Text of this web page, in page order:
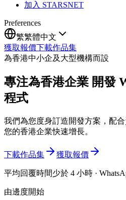
加入 STARSNET
Preferences
繁繁體中文
獲取報價下載作品集
為香港中小企及大型機構而設
專注為香港企業 開發
程式
我們為您度身訂造開發方案，配
您的香港企業快速增長。
下載作品集 獲取報價
平均回覆時間少於 4 小時 ·
由邊度開始